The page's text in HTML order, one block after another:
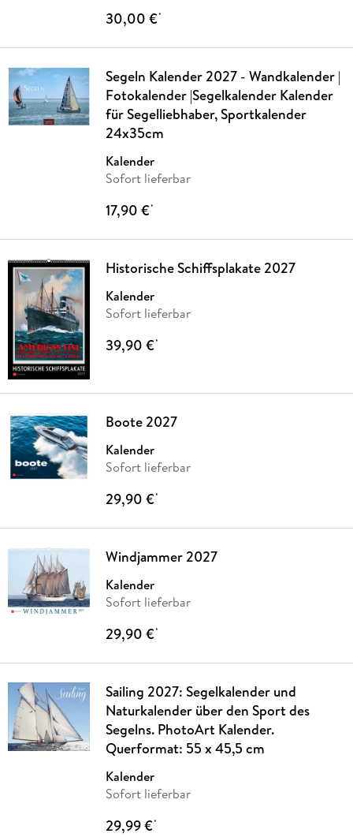
30,00 €*
Segeln Kalender 2027 - Wandkalender |
Fotokalender |Segelkalender Kalender
für Segelliebhaber, Sportkalender
24x35cm
Kalender
Sofort lieferbar
17,90 €*
Historische Schiffsplakate 2027
Kalender
Sofort lieferbar
39,90 €*
Boote 2027
Kalender
Sofort lieferbar
29,90 €*
Windjammer 2027
Kalender
Sofort lieferbar
29,90 €*
Sailing 2027: Segelkalender und
Naturkalender über den Sport des
Segelns. PhotoArt Kalender.
Querformat: 55 x 45,5 cm
Kalender
Sofort lieferbar
29,99 €*